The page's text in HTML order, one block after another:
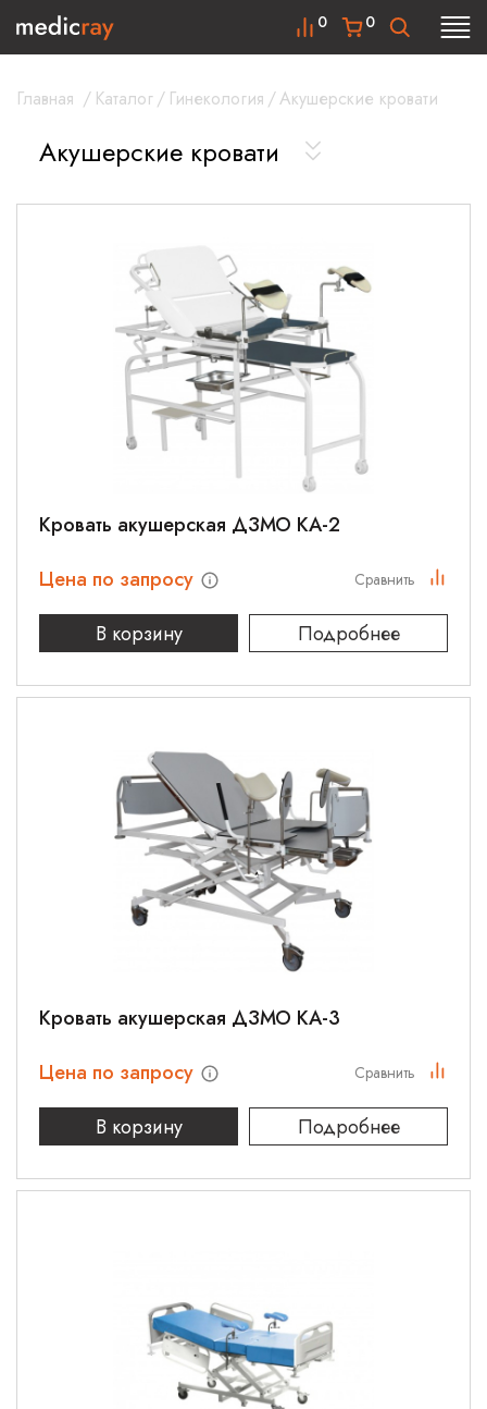
0
0
Главная / Каталог/ Гинекология /Акушерские кровати
Акушерские кровати
Кровать акушерская ДЗМО КА-2
Цена по запросу
В корзину
Подробнее
Сравнить
Кровать акушерская ДЗМО КА-3
Цена по запросу
В корзину
Подробнее
Сравнить